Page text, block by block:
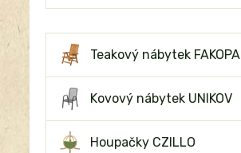
Teakový nábytek FAKOPA
Kovový nábytek UNIKOV
Houpačky CZILLO